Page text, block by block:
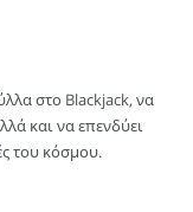
στο Blackjack, να
και να επενδύει
του κόσμου.